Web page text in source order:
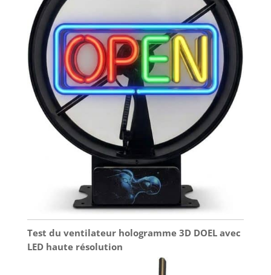
d'accent.
Test du ventilateur hologramme 3D DOEL avec
LED haute résolution